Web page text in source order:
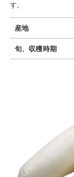
す。
産地
旬、収穫時期